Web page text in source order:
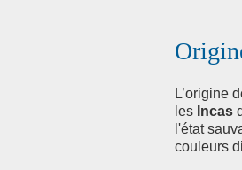
L’origine
les Incas
l'état
couleurs